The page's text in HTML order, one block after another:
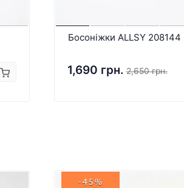
Босоніжки ALLSY 208144
1,690 грн. 2,650 грн.
-45%